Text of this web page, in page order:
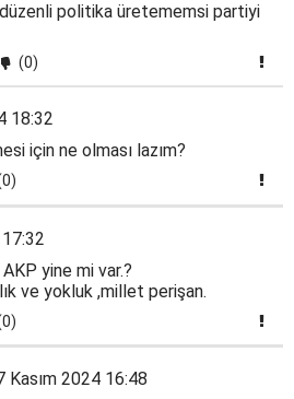
politika üretememsi partiyi
(0)
18:32
için ne olması lazım?
yine mi var.?
ve yokluk ,millet perişan.
Kasım 2024 16:48